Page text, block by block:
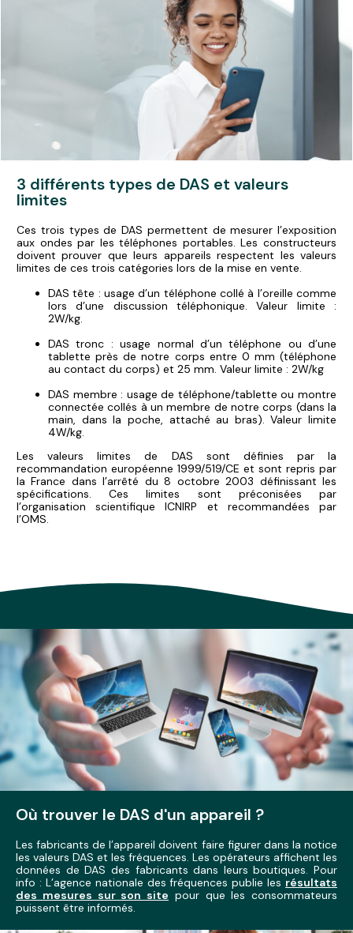
3 différents types de DAS et valeurs
limites
Ces trois types de DAS permettent de mesurer l’exposition
aux ondes par les téléphones portables. Les constructeurs
doivent prouver que leurs appareils respectent les valeurs
limites de ces trois catégories lors de la mise en vente.
DAS tête : usage d’un téléphone collé à l’oreille comme
lors d’une discussion téléphonique. Valeur limite :
2W/kg.
DAS tronc : usage normal d’un téléphone ou d’une
tablette près de notre corps entre 0 mm (téléphone
au contact du corps) et 25 mm. Valeur limite : 2W/kg
DAS membre : usage de téléphone/tablette ou montre
connectée collés à un membre de notre corps (dans la
main, dans la poche, attaché au bras). Valeur limite
4W/kg.
Les valeurs limites de DAS sont définies par la
recommandation européenne 1999/519/CE et sont repris par
la France dans l’arrêté du 8 octobre 2003 définissant les
spécifications. Ces limites sont préconisées par
l’organisation scientifique ICNIRP et recommandées par
l’OMS.
Où trouver le DAS d'un appareil ?
Les fabricants de l’appareil doivent faire figurer dans la notice
les valeurs DAS et les fréquences. Les opérateurs affichent les
données de DAS des fabricants dans leurs boutiques. Pour
info : L’agence nationale des fréquences publie les résultats
des mesures sur son site pour que les consommateurs
puissent être informés.